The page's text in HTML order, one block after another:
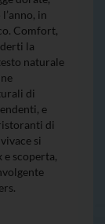
in
Comfort,
la
naturale
di
e
di
si
scoperta,